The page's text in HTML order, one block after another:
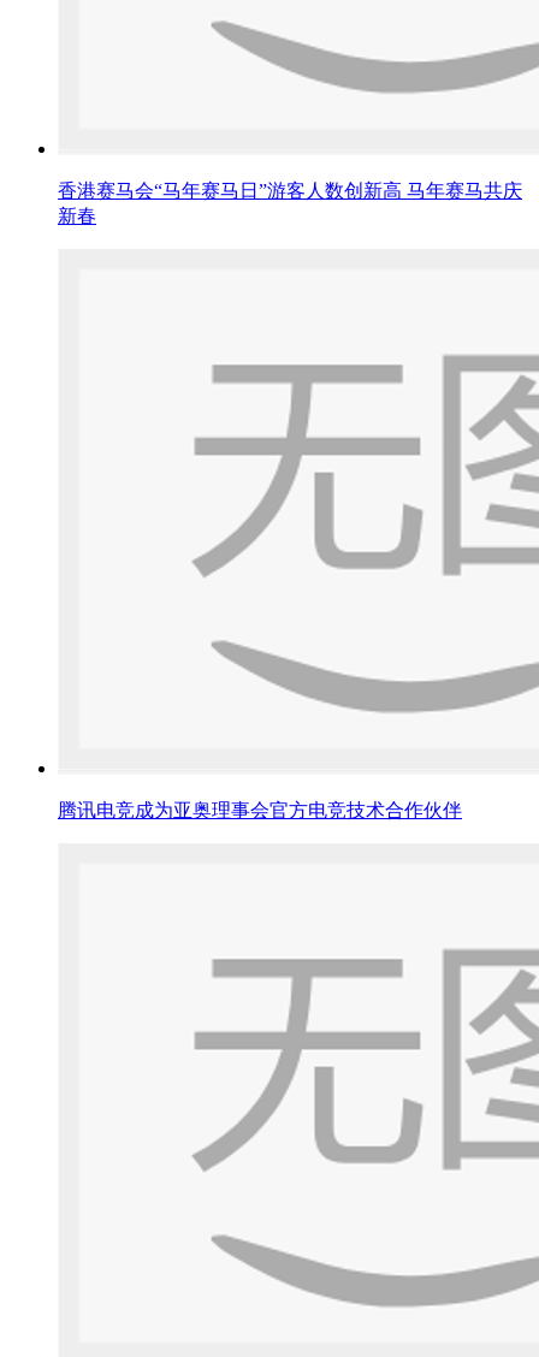
香港赛马会“马年赛马日”游客人数创新高 马年赛马共庆
新春
腾讯电竞成为亚奥理事会官方电竞技术合作伙伴